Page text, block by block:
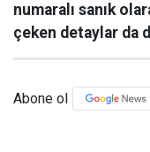
numaralı sanık
çeken detaylar da
Abone ol